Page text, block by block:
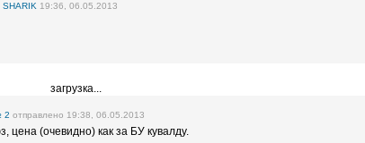
SHARIK 19:36, 06.05.2013
загрузка...
2 отправлено 19:38, 06.05.2013
цена (очевидно) как за БУ кувалду.